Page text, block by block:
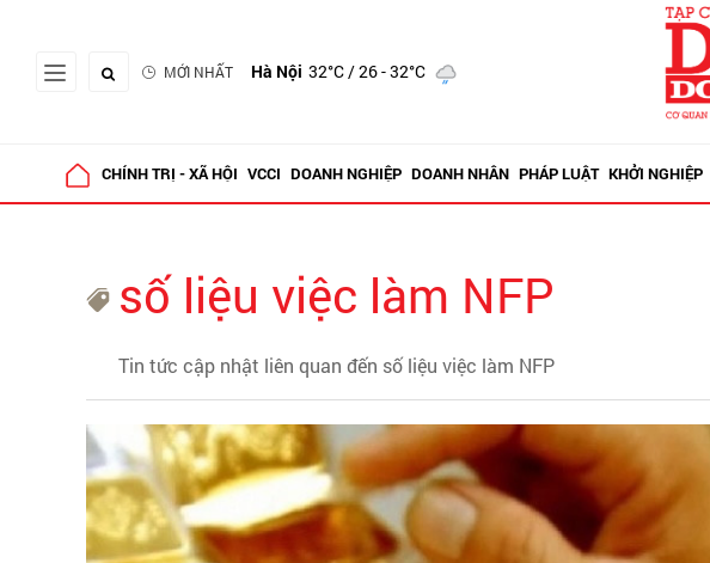
MỚI NHẤT Hà Nội 32°C/ 26 - 32°C
CHÍNH TRỊ - XÃ HỘI VCCI DOANH NGHIỆP DOANH NHÂN PHÁP LUẬT KHỞI NGHIỆP
số liệu việc làm NFP
Tin tức cập nhật liên quan đến số liệu việc làm NFP